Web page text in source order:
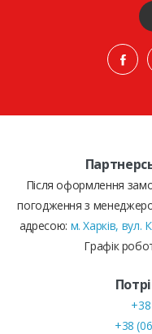
Після оформлення
погодження з
адресою: м. Харків, вул.
Графік
+38